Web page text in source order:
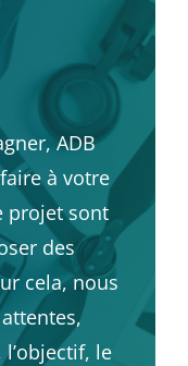
ADB
à votre
projet sont
des
cela, nous
le